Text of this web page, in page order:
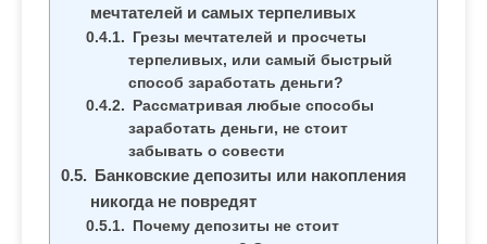
мечтателей и самых терпеливых
Грезы мечтателей и просчеты
терпеливых, или самый быстрый
способ заработать деньги?
Рассматривая любые способы
заработать деньги, не стоит
забывать о совести
Банковские депозиты или накопления
никогда не повредят
Почему депозиты не стоит